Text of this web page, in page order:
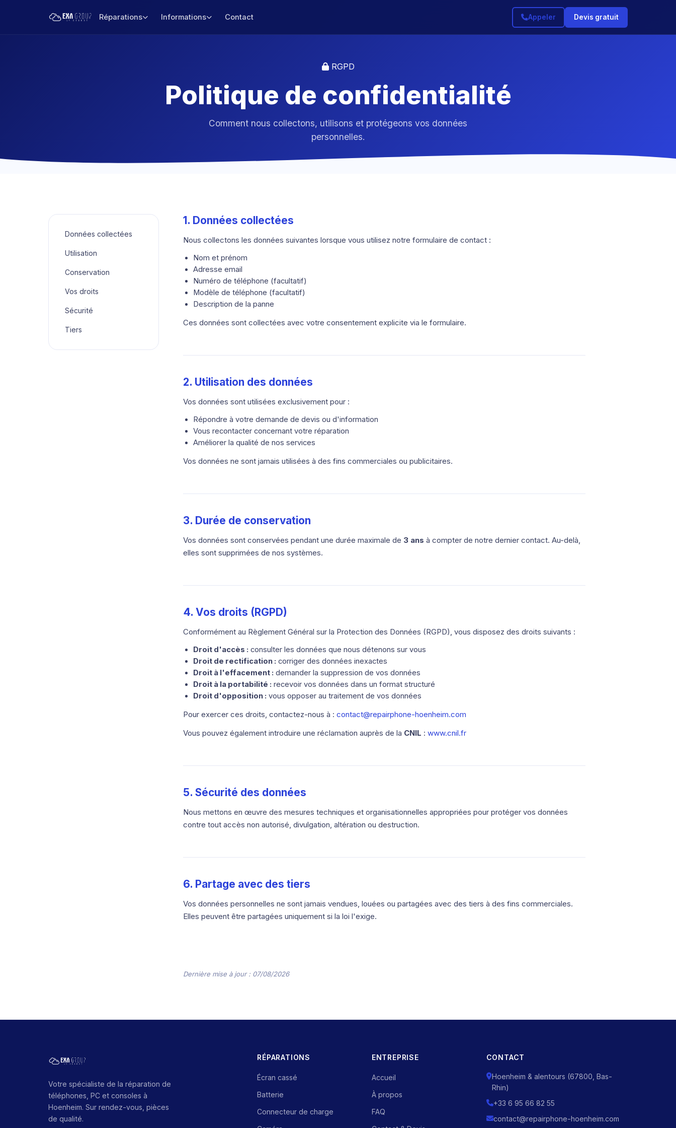
Réparations Informations Contact Appeler Devis gratuit
RGPD
Politique de confidentialité
Comment nous collectons, utilisons et protégeons vos données
personnelles.
Données collectées
Utilisation
Conservation
Vos droits
Sécurité
Tiers
1. Données collectées
Nous collectons les données suivantes lorsque vous utilisez notre formulaire de contact :
Nom et prénom
Adresse email
Numéro de téléphone (facultatif)
Modèle de téléphone (facultatif)
Description de la panne
Ces données sont collectées avec votre consentement explicite via le formulaire.
2. Utilisation des données
Vos données sont utilisées exclusivement pour :
Répondre à votre demande de devis ou d'information
Vous recontacter concernant votre réparation
Améliorer la qualité de nos services
Vos données ne sont jamais utilisées à des fins commerciales ou publicitaires.
3. Durée de conservation
Vos données sont conservées pendant une durée maximale de 3 ans à compter de notre dernier contact. Au-delà,
elles sont supprimées de nos systèmes.
4. Vos droits (RGPD)
Conformément au Règlement Général sur la Protection des Données (RGPD), vous disposez des droits suivants :
Droit d'accès : consulter les données que nous détenons sur vous
Droit de rectification : corriger des données inexactes
Droit à l'effacement : demander la suppression de vos données
Droit à la portabilité : recevoir vos données dans un format structuré
Droit d'opposition : vous opposer au traitement de vos données
Pour exercer ces droits, contactez-nous à : contact@repairphone-hoenheim.com
Vous pouvez également introduire une réclamation auprès de la CNIL : www.cnil.fr
5. Sécurité des données
Nous mettons en œuvre des mesures techniques et organisationnelles appropriées pour protéger vos données
contre tout accès non autorisé, divulgation, altération ou destruction.
6. Partage avec des tiers
Vos données personnelles ne sont jamais vendues, louées ou partagées avec des tiers à des fins commerciales.
Elles peuvent être partagées uniquement si la loi l'exige.
Dernière mise à jour : 07/08/2026
Votre spécialiste de la réparation de
téléphones, PC et consoles à
Hoenheim. Sur rendez-vous, pièces
de qualité.
RÉPARATIONS
Écran cassé
Batterie
Connecteur de charge
ENTREPRISE
Accueil
À propos
FAQ
CONTACT
Hoenheim & alentours (67800, Bas-
Rhin)
+33 6 95 66 82 55
contact@repairphone-hoenheim.com